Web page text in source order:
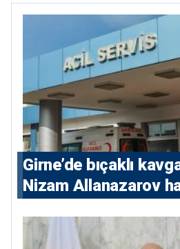
Girne’de bıçaklı
Nizam Allanazarov